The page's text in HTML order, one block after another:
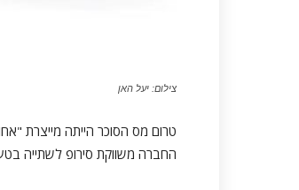
צילום: יעל האן
טרום מס הסוכר הייתה מייצרת
החברה משווקת סירופ לשתייה בטעם ענבים,